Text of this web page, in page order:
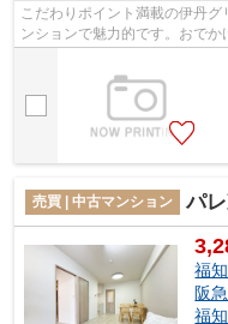
こだわりポイント満載の伊丹
ンションで魅力的です。おでか
がおすすめです。昇り降りが楽
売買 | 中古マンション パ
福
阪
福